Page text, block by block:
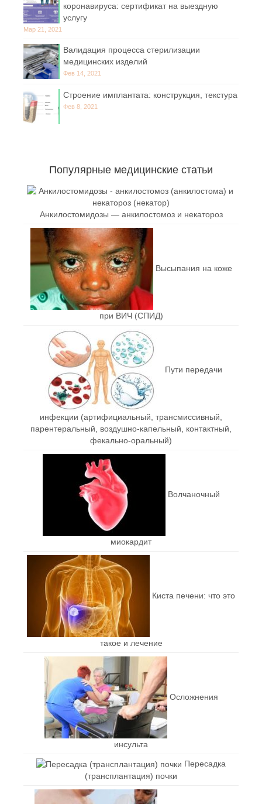
коронавируса: сертификат на выездную
услугу
Мар 21, 2021
Валидация процесса стерилизации
медицинских изделий
Фев 14, 2021
Строение имплантата: конструкция, текстура
Фев 8, 2021
Популярные медицинские статьи
Анкилостомидозы — анкилостомоз и некатороз
Высыпания на коже
при ВИЧ (СПИД)
Пути передачи
инфекции (артифициальный, трансмиссивный,
парентеральный, воздушно-капельный, контактный,
фекально-оральный)
Волчаночный
миокардит
Киста печени: что это
такое и лечение
Осложнения
инсульта
Пересадка
(трансплантация) почки